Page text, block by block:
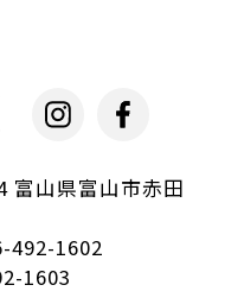
富山県富山市赤田
492-1602
1603